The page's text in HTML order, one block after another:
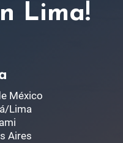
Lima!
México
Lima
Aires